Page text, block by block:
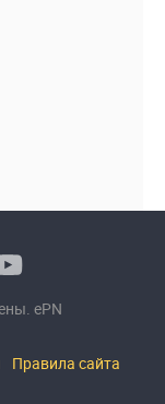
ePN
Правила сайта